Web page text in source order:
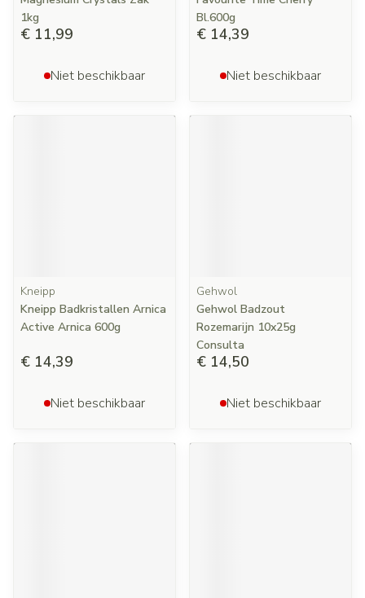
1kg
€ 11,99
Niet beschikbaar
Bl.600g
€ 14,39
Niet beschikbaar
Kneipp
Kneipp Badkristallen Arnica
Active Arnica 600g
€ 14,39
Niet beschikbaar
Gehwol
Gehwol Badzout
Rozemarijn 10x25g
Consulta
€ 14,50
Niet beschikbaar